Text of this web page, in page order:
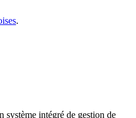
.
système intégré de gestion de